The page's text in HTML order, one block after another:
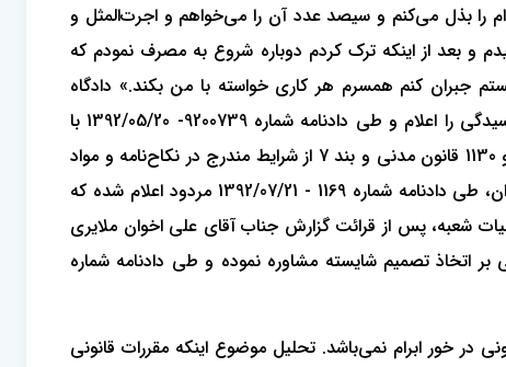
را بذل می‌کنم و سیصد عدد آن را می‌خواهم و اجرت‌المثل و
و بعد از اینکه ترک کردم دوباره شروع به مصرف نمودم که
جبران کنم همسرم هر کاری خواسته با من بکند.» دادگاه
رسیدگی‌کننده پس از صدور قرار ارجاع امر به داوری و وصول نظر آنان، در وقت فوق‌العاده و بدون حضور مشاور قضایی ختم رسیدگی را اعلام و طی دادنامه شماره 9200739- 1392/05/20 با
استناد به محتویات پرونده، مبنی بر اعتیاد خوانده به مواد مخدر مورد را از موارد عسر و حرج تشخیص داده و به استناد مواد 1119 و 1130 قانون مدنی و بند 7 از شرایط مندرج در نکاح‌نامه و مواد
27 و 28 قانون حمایت خانوده حکم طلاق زوجه را صادر نموده و تجدیدنظر خواهی زوج نیز در شعبه چهلم دادگاه تجدیدنظر تهران، طی دادنامه شماره 1169 - 1392/07/21 مردود اعلام شده که
شعبه، پس از قرائت گزارش جناب آقای علی اخوان ملایری
اتخاذ تصمیم شایسته مشاوره نموده و طی دادنامه شماره
در خور ابرام نمی‌باشد. تحلیل موضوع اینکه مقررات قانونی